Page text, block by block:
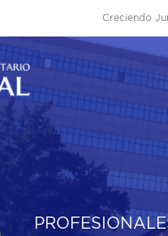
Creciendo